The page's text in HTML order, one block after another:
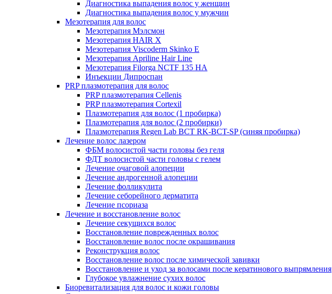
Диагностика выпадения волос у женщин
Диагностика выпадения волос у мужчин
Мезотерапия для волос
Мезотерапия Мэлсмон
Мезотерапия HAIR X
Мезотерапия Viscoderm Skinko E
Мезотерапия Apriline Hair Line
Мезотерапия Filorga NCTF 135 HA
Инъекции Дипроспан
PRP плазмотерапия для волос
PRP плазмотерапия Cellenis
PRP плазмотерапия Cortexil
Плазмотерапия для волос (1 пробирка)
Плазмотерапия для волос (2 пробирки)
Плазмотерапия Regen Lab BCT RK-BCT-SP (синяя пробирка)
Лечение волос лазером
ФБМ волосистой части головы без геля
ФДТ волосистой части головы с гелем
Лечение очаговой алопеции
Лечение андрогенной алопеции
Лечение фолликулита
Лечение себорейного дерматита
Лечение псориаза
Лечение и восстановление волос
Лечение секущихся волос
Восстановление поврежденных волос
Восстановление волос после окрашивания
Реконструкция волос
Восстановление волос после химической завивки
Восстановление и уход за волосами после кератинового выпрямления
Глубокое увлажнение сухих волос
Биоревитализация для волос и кожи головы